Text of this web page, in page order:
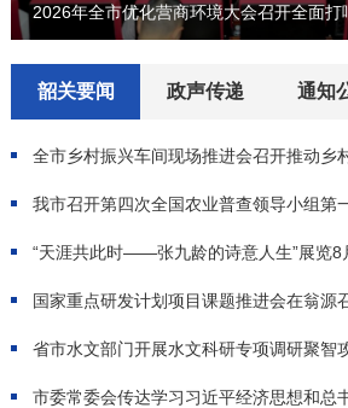
韶关要闻 政声传递 通知
全市乡村振兴车间现场推进会召开推动乡村振兴车间量
“天涯共此时——张九龄的诗意人生”展览8
国家重点研发计划项目课题推进会在翁源
省市水文部门开展水文科研专项调研聚智攻关